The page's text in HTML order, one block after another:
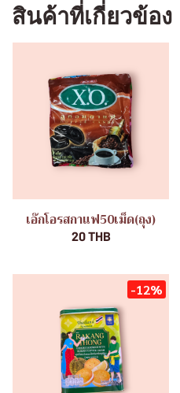
สินค้าที่เกี่ยวข้อง
เอ๊กโอรสกาแฟ50เม็ด(ถุง)
20 THB
-12%